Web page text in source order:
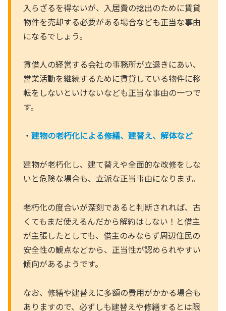
入らざるを得ないが、入居費の捻出のために賃貸
物件を売却する必要がある場合なども正当な事由
になるでしょう。
賃借人の経営する会社の事務所が立退きにあい、
営業活動を継続するために賃貸している物件に移
転をしないといけないなども正当な事由の一つで
す。
・ 建物の老朽化による修繕、建替え、解体など
建物が老朽化し、建て替えや全面的な改修をしな
いと危険な場合も、立派な正当事由になります。
老朽化の度合いが深刻であると判断されれば、古
くてもまだ使えるんだから解約はしない！と借主
が主張したとしても、借主のみならず周辺住民の
安全性の観点などから、正当性が認められやすい
傾向があるようです。
なお、修繕や建替えに多額の費用がかかる場合も
ありますので、必ずしも建替えや修繕するとは限